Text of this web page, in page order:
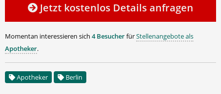
Jetzt kostenlos Details anfragen
Momentan interessieren sich 4 BesucherfürStellenangebote als
Apotheker.
Apotheker Berlin